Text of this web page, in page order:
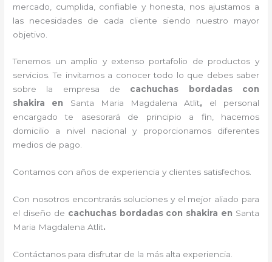
mercado, cumplida, confiable y honesta, nos ajustamos a
las necesidades de cada cliente siendo nuestro mayor
objetivo.
Tenemos un amplio y extenso portafolio de productos y
servicios. Te invitamos a conocer todo lo que debes saber
sobre la empresa de cachuchas bordadas con
shakira en Santa Maria Magdalena Atlit, el personal
encargado te asesorará de principio a fin, hacemos
domicilio a nivel nacional y proporcionamos diferentes
medios de pago.
Contamos con años de experiencia y clientes satisfechos.
Con nosotros encontrarás soluciones y el mejor aliado para
el diseño de cachuchas bordadas con shakira en Santa
Maria Magdalena Atlit.
Contáctanos para disfrutar de la más alta experiencia.